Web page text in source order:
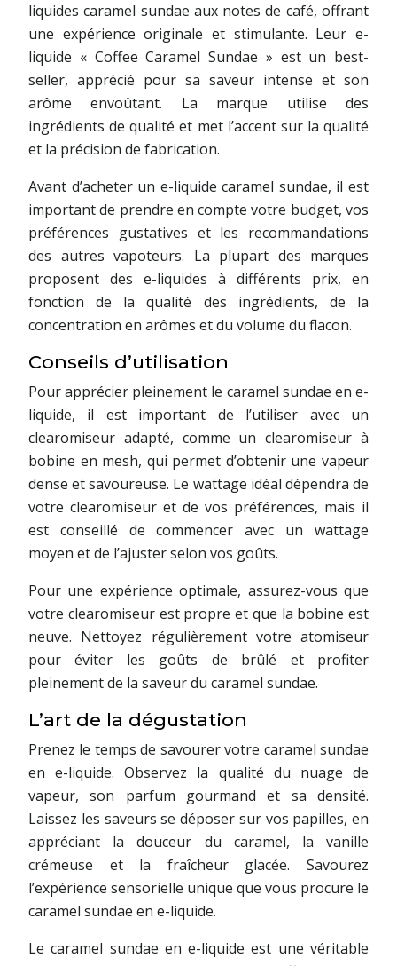
liquides caramel sundae aux notes de café, offrant
une expérience originale et stimulante. Leur e-
liquide « Coffee Caramel Sundae » est un best-
seller, apprécié pour sa saveur intense et son
arôme envoûtant. La marque utilise des
ingrédients de qualité et met l’accent sur la qualité
et la précision de fabrication.
Avant d’acheter un e-liquide caramel sundae, il est
important de prendre en compte votre budget, vos
préférences gustatives et les recommandations
des autres vapoteurs. La plupart des marques
proposent des e-liquides à différents prix, en
fonction de la qualité des ingrédients, de la
concentration en arômes et du volume du flacon.
Conseils d’utilisation
Pour apprécier pleinement le caramel sundae en e-
liquide, il est important de l’utiliser avec un
clearomiseur adapté, comme un clearomiseur à
bobine en mesh, qui permet d’obtenir une vapeur
dense et savoureuse. Le wattage idéal dépendra de
votre clearomiseur et de vos préférences, mais il
est conseillé de commencer avec un wattage
moyen et de l’ajuster selon vos goûts.
Pour une expérience optimale, assurez-vous que
votre clearomiseur est propre et que la bobine est
neuve. Nettoyez régulièrement votre atomiseur
pour éviter les goûts de brûlé et profiter
pleinement de la saveur du caramel sundae.
L’art de la dégustation
Prenez le temps de savourer votre caramel sundae
en e-liquide. Observez la qualité du nuage de
vapeur, son parfum gourmand et sa densité.
Laissez les saveurs se déposer sur vos papilles, en
appréciant la douceur du caramel, la vanille
crémeuse et la fraîcheur glacée. Savourez
l’expérience sensorielle unique que vous procure le
caramel sundae en e-liquide.
Le caramel sundae en e-liquide est une véritable